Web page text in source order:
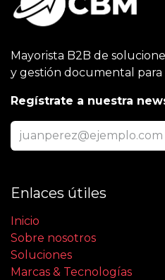
Mayorista B2B de
y gestión documental para
Regístrate a nuestra
Enlaces útiles
Inicio
Sobre nosotros
Soluciones
Marcas & Tecnologías